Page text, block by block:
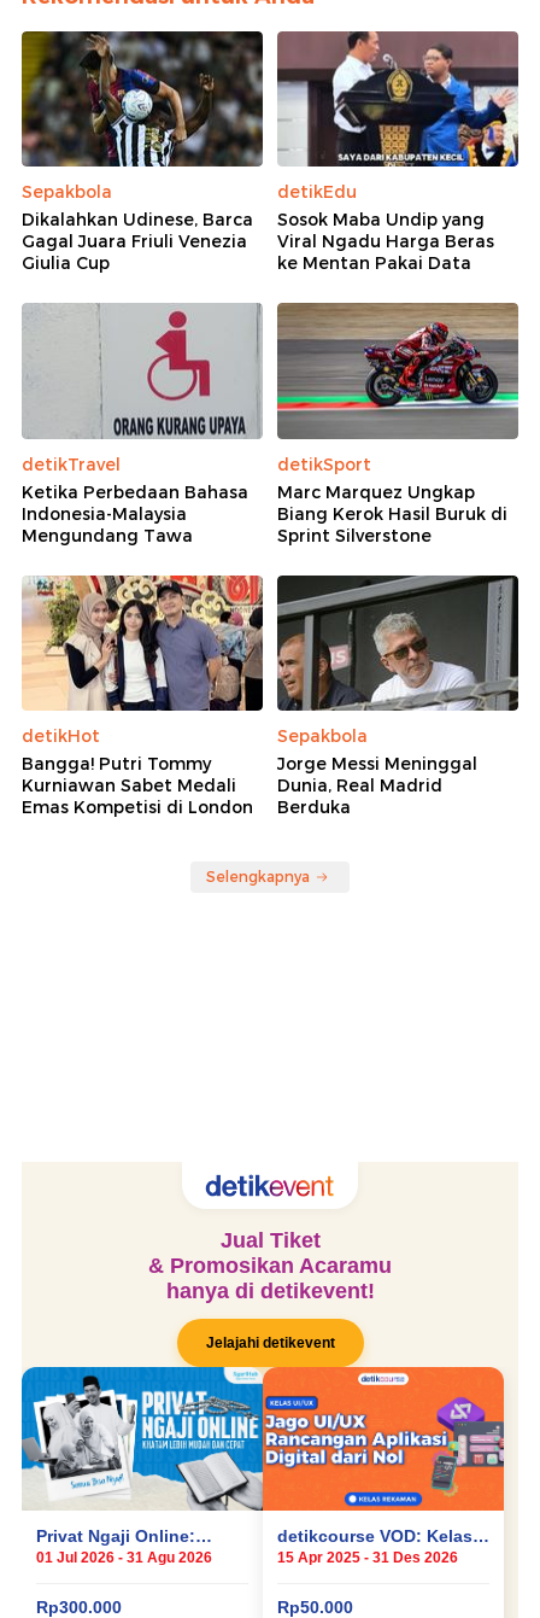
Sepakbola
Dikalahkan Udinese, Barca
Gagal Juara Friuli Venezia
Giulia Cup
detikEdu
Sosok Maba Undip yang
Viral Ngadu Harga Beras
ke Mentan Pakai Data
detikTravel
Ketika Perbedaan Bahasa
Indonesia-Malaysia
Mengundang Tawa
detikSport
Marc Marquez Ungkap
Biang Kerok Hasil Buruk di
Sprint Silverstone
detikHot
Bangga! Putri Tommy
Kurniawan Sabet Medali
Emas Kompetisi di London
Sepakbola
Jorge Messi Meninggal
Dunia, Real Madrid
Berduka
Selengkapnya